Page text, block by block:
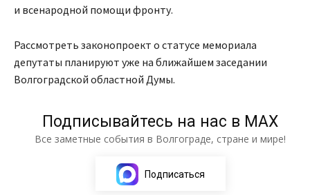
и всенародной помощи фронту.
Рассмотреть законопроект о статусе мемориала
депутаты планируют уже на ближайшем заседании
Волгоградской областной Думы.
Подписывайтесь на нас в МАХ
Все заметные события в Волгограде, стране и мире!
Подписаться